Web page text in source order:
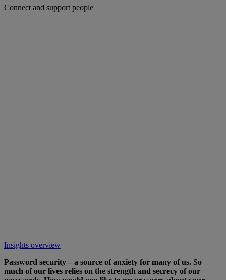
Connect and support people
Insights overview
Password security – a source of anxiety for many of us. So
much of our lives relies on the strength and secrecy of our